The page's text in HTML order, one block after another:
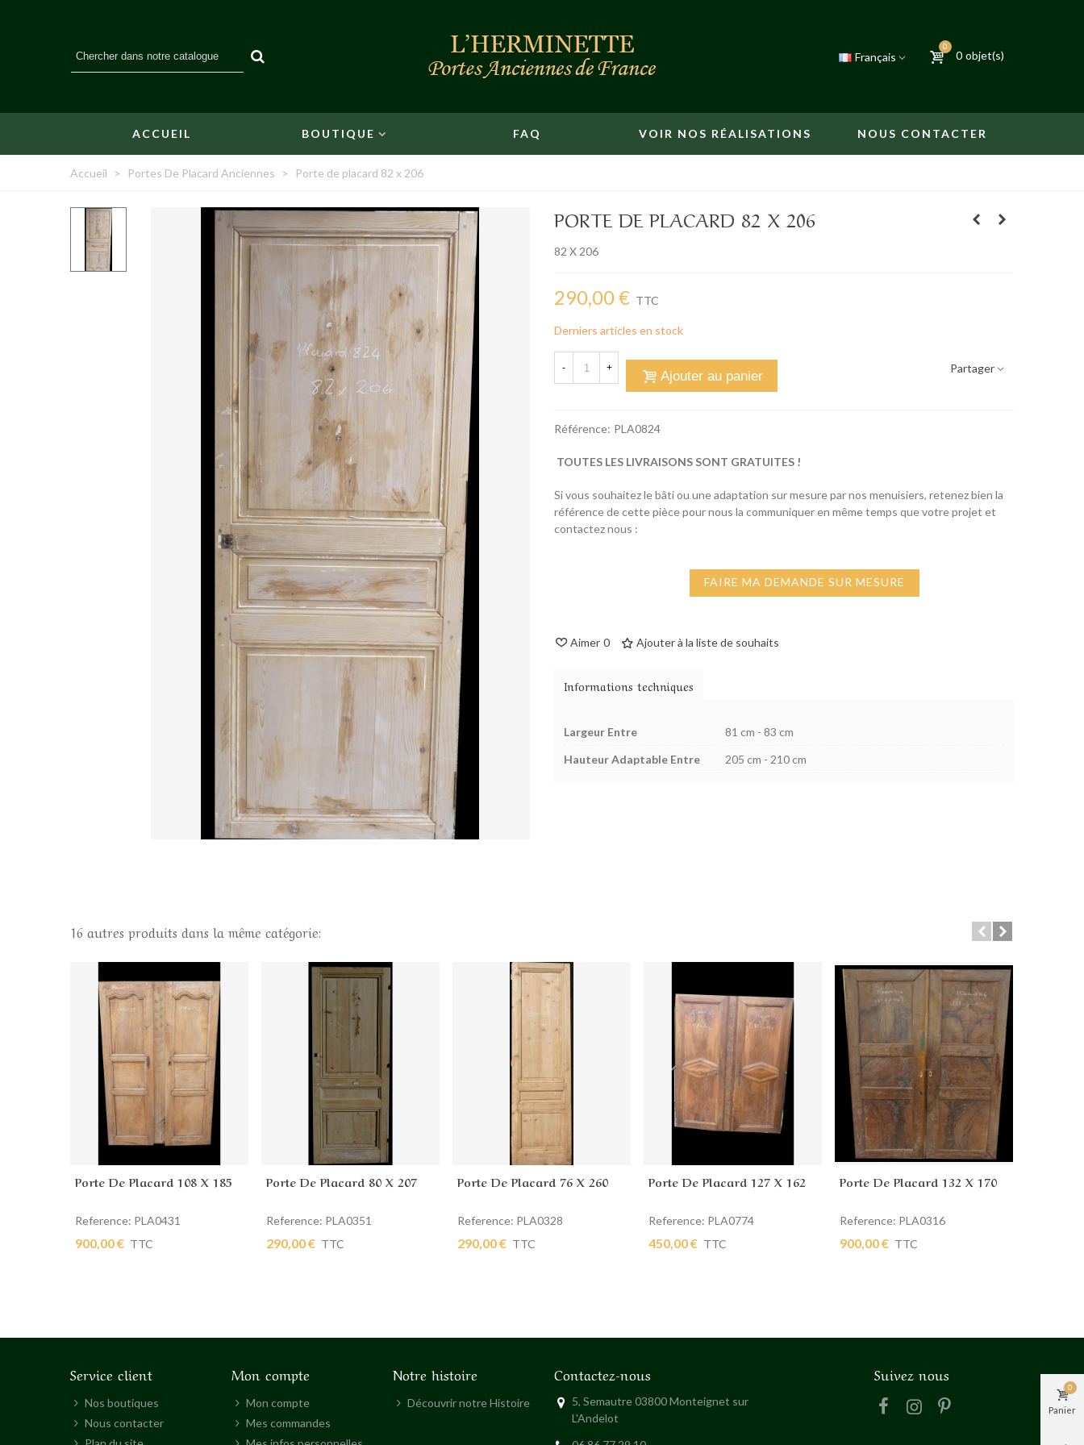
Français
0
0 objet(s)
ACCUEIL BOUTIQUE FAQ VOIR NOS RÉALISATIONS NOUS CONTACTER
Accueil > Portes De Placard Anciennes > Porte de placard 82 x 206
PORTE DE PLACARD 82 X 206
82 X 206
290,00 € TTC
Derniers articles en stock
- +
Ajouter au panier
Partager
Référence: PLA0824
TOUTES LES LIVRAISONS SONT GRATUITES !
Si vous souhaitez le bâti ou une adaptation sur mesure par nos menuisiers, retenez bien la
référence de cette pièce pour nous la communiquer en même temps que votre projet et
contactez nous :
FAIRE MA DEMANDE SUR MESURE
Aimer 0 Ajouter à la liste de souhaits
Informations techniques
Largeur Entre
81 cm - 83 cm
Hauteur Adaptable Entre
205 cm - 210 cm
16 autres produits dans la même catégorie:
Ajouter au panier
Porte De Placard 108 X 185
Reference: PLA0431
900,00 € TTC
Ajouter au panier
Porte De Placard 80 X 207
Reference: PLA0351
290,00 € TTC
Ajouter au panier
Porte De Placard 76 X 260
Reference: PLA0328
290,00 € TTC
Ajouter au panier
Porte De Placard 127 X 162
Reference: PLA0774
450,00 € TTC
Ajouter au panier
Porte De Placard 132 X 170
Reference: PLA0316
900,00 € TTC
Service client
Nos boutiques
Nous contacter
Mon compte
Mon compte
Mes commandes
Notre histoire
Découvrir notre Histoire
Contactez-nous
5, Semautre 03800 Monteignet sur
L'Andelot
Suivez nous
Panier
0